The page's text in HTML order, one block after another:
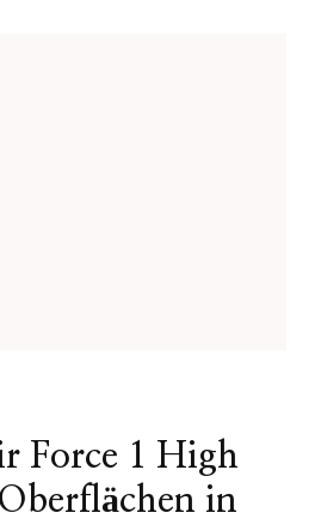
Force 1 High
in